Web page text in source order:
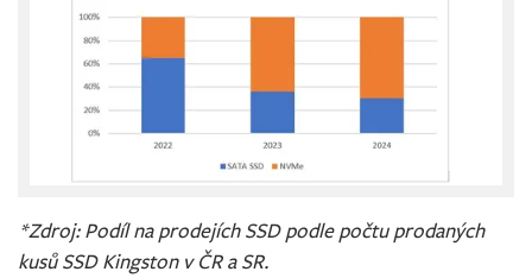
*Zdroj: Podíl na prodejích SSD podle počtu prodaných
kusů SSD Kingston v ČR a SR.